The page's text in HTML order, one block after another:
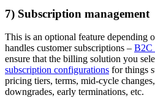
7) Subscription management
This is an optional feature depending
handles customer subscriptions – B2C
ensure that the billing solution you
subscription configurations for things
pricing tiers, terms, mid-cycle
downgrades, early terminations, etc.